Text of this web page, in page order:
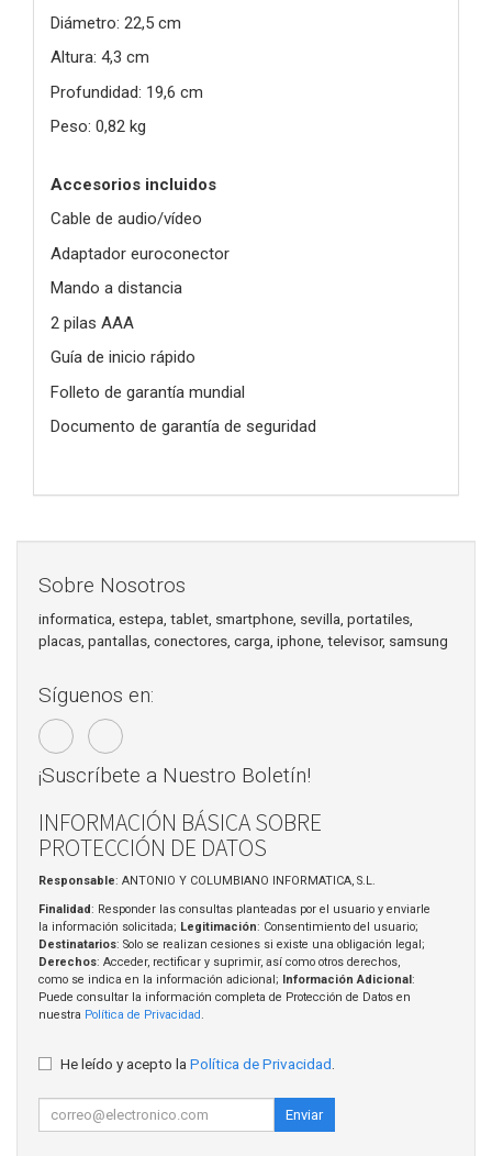
Diámetro: 22,5 cm
Altura: 4,3 cm
Profundidad: 19,6 cm
Peso: 0,82 kg
Accesorios incluidos
Cable de audio/vídeo
Adaptador euroconector
Mando a distancia
2 pilas AAA
Guía de inicio rápido
Folleto de garantía mundial
Documento de garantía de seguridad
Sobre Nosotros
informatica, estepa, tablet, smartphone, sevilla, portatiles,
placas, pantallas, conectores, carga, iphone, televisor, samsung
Síguenos en:
¡Suscríbete a Nuestro Boletín!
INFORMACIÓN BÁSICA SOBRE
PROTECCIÓN DE DATOS
Responsable: ANTONIO Y COLUMBIANO INFORMATICA, S.L.
Finalidad: Responder las consultas planteadas por el usuario y enviarle
la información solicitada; Legitimación: Consentimiento del usuario;
Destinatarios: Solo se realizan cesiones si existe una obligación legal;
Derechos: Acceder, rectificar y suprimir, así como otros derechos,
como se indica en la información adicional;
Información Adicional :
Puede consultar la información completa de Protección de Datos en
nuestra Política de Privacidad .
He leído y acepto la Política de Privacidad
Enviar